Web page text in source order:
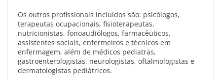
Os outros profissionais incluídos são: psicólogos,
terapeutas ocupacionais, fisioterapeutas,
nutricionistas, fonoaudiólogos, farmacêuticos,
assistentes sociais, enfermeiros e técnicos em
enfermagem, além de médicos pediatras,
gastroenterologistas, neurologistas, oftalmologistas e
dermatologistas pediátricos.